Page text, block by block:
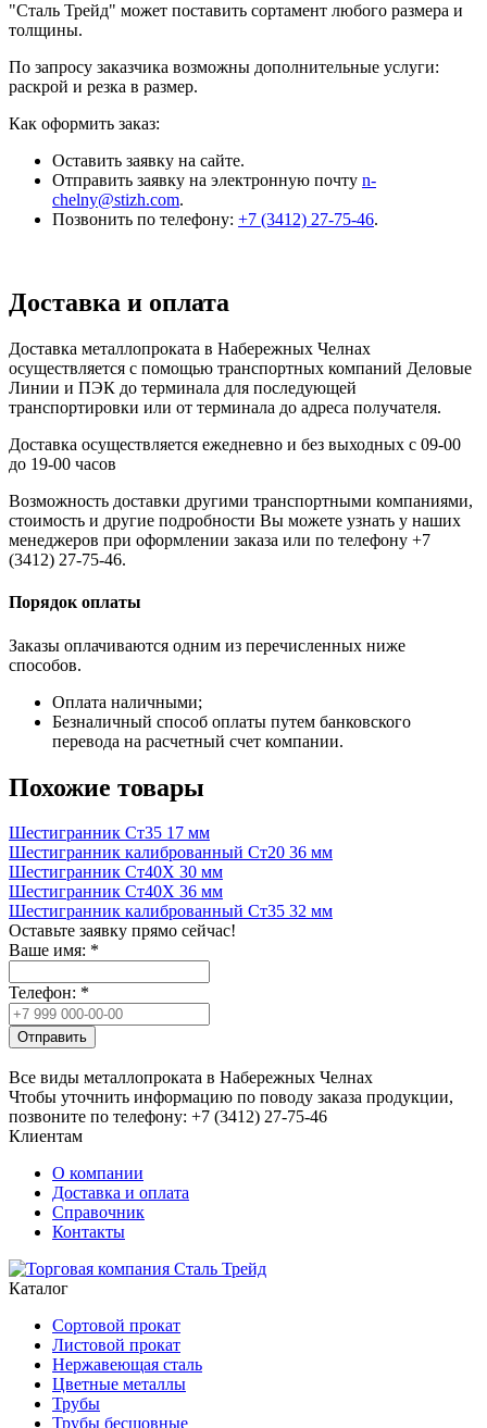
"Сталь Трейд" может поставить сортамент любого размера и
толщины.
По запросу заказчика возможны дополнительные услуги:
раскрой и резка в размер.
Как оформить заказ:
Оставить заявку на сайте.
Отправить заявку на электронную почту n-
chelny@stizh.com.
Позвонить по телефону: +7 (3412) 27-75-46.
Доставка и оплата
Доставка металлопроката в Набережных Челнах
осуществляется с помощью транспортных компаний Деловые
Линии и ПЭК до терминала для последующей
транспортировки или от терминала до адреса получателя.
Доставка осуществляется ежедневно и без выходных с 09-00
до 19-00 часов
Возможность доставки другими транспортными компаниями,
стоимость и другие подробности Вы можете узнать у наших
менеджеров при оформлении заказа или по телефону +7
(3412) 27-75-46.
Порядок оплаты
Заказы оплачиваются одним из перечисленных ниже
способов.
Оплата наличными;
Безналичный способ оплаты путем банковского
перевода на расчетный счет компании.
Похожие товары
Шестигранник Ст35 17 мм
Шестигранник калиброванный Ст20 36 мм
Шестигранник Ст40Х 30 мм
Шестигранник Ст40Х 36 мм
Шестигранник калиброванный Ст35 32 мм
Оставьте заявку прямо сейчас!
Ваше имя: *
Телефон: *
Отправить
Все виды металлопроката в Набережных Челнах
Чтобы уточнить информацию по поводу заказа продукции,
позвоните по телефону: +7 (3412) 27-75-46
Клиентам
О компании
Доставка и оплата
Справочник
Контакты
Каталог
Сортовой прокат
Листовой прокат
Нержавеющая сталь
Цветные металлы
Трубы
Трубы бесшовные